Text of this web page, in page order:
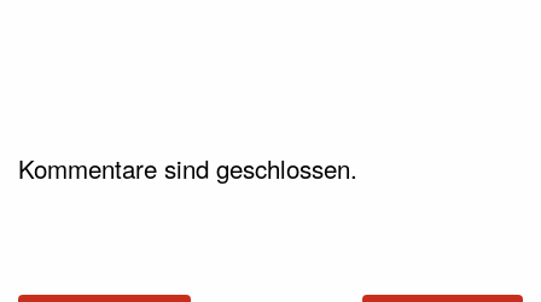
Kommentare sind geschlossen.